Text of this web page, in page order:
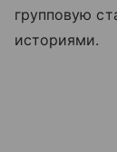
групповую
историями.